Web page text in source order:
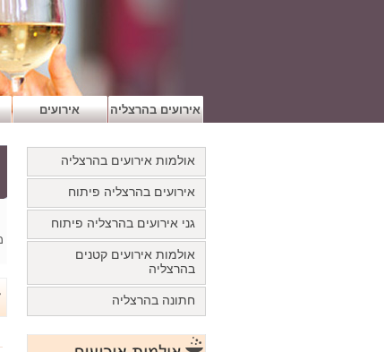
אירועים בהרצליה אירועים
אולמות אירועים בהרצליה
אירועים בהרצליה פיתוח
גני אירועים בהרצליה פיתוח
אולמות אירועים קטנים
בהרצליה
חתונה בהרצליה